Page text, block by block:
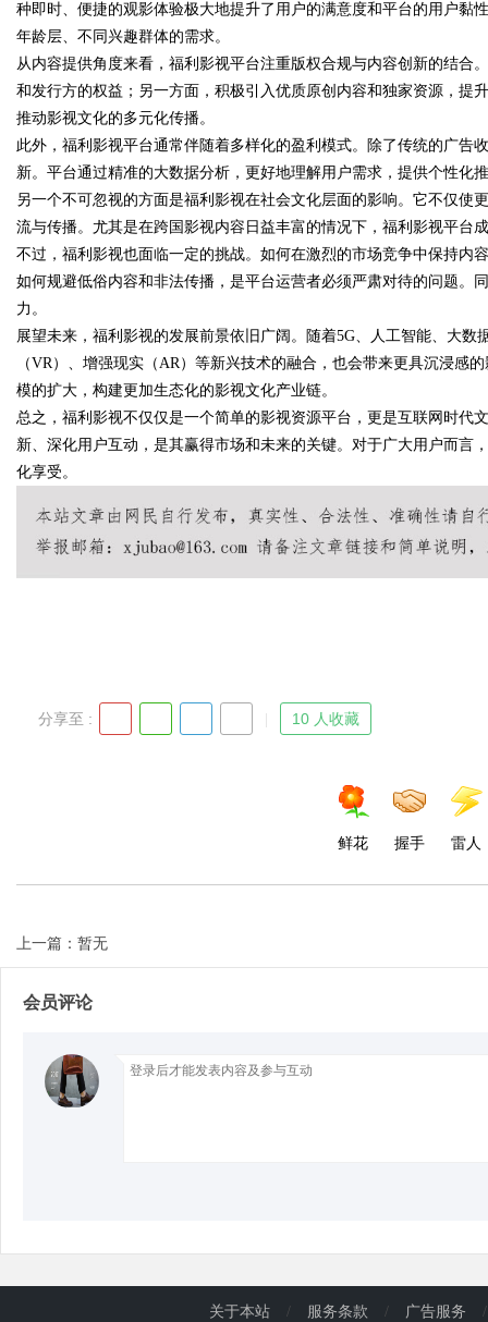
uz
!
Bo
种即时、便捷的观影体验极大地提升了用户的满意度和平台的用户黏
年龄层、不同兴趣群体的需求。
从内容提供角度来看，福利影视平台注重版权合规与内容创新的结合
和发行方的权益；另一方面，积极引入优质原创内容和独家资源，提
推动影视文化的多元化传播。
此外，福利影视平台通常伴随着多样化的盈利模式。除了传统的广告
新。平台通过精准的大数据分析，更好地理解用户需求，提供个性化
另一个不可忽视的方面是福利影视在社会文化层面的影响。它不仅使
流与传播。尤其是在跨国影视内容日益丰富的情况下，福利影视平台
不过，福利影视也面临一定的挑战。如何在激烈的市场竞争中保持内
如何规避低俗内容和非法传播，是平台运营者必须严肃对待的问题。
力。
展望未来，福利影视的发展前景依旧广阔。随着5G、人工智能、大
（VR）、增强现实（AR）等新兴技术的融合，也会带来更具沉浸感
模的扩大，构建更加生态化的影视文化产业链。
总之，福利影视不仅仅是一个简单的影视资源平台，更是互联网时代
新、深化用户互动，是其赢得市场和未来的关键。对于广大用户而言
化享受。
分享至 : 10 人收藏
鲜花 握手 雷人
上一篇：暂无
会员评论
关于本站 / 服务条款 / 广告服务 /